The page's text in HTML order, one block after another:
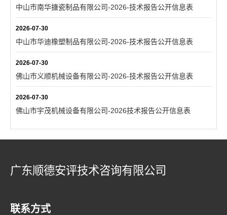
中山市南华搪瓷制品有限公司-2026-技术报告公开信息表
2026-07-30
中山市华迪橡塑制品有限公司-2026-技术报告公开信息表
2026-07-30
佛山市义顺机械设备有限公司-2026-技术报告公开信息表
2026-07-30
佛山市宇茂机械设备有限公司-2026技术报告公开信息表
广东顺德安评技术咨询有限公司
联系方式